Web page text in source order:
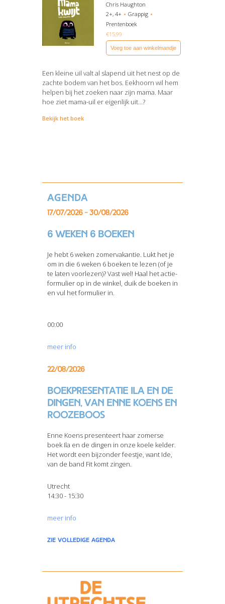
Chris Haughton
2+, 4+
Grappig
Prentenboek
€15,99
Voeg toe aan winkelmandje
Een kleine uil valt al slapend uit het nest op de
zachte bodem van het bos. Eekhoorn wil hem
helpen bij het zoeken naar zijn mama. Maar
hoe ziet mama-uil er eigenlijk uit…?
Bekijk het boek
Agenda
17/07/2026 - 30/08/2026
6 weken 6 boeken
Je hebt 6 weken zomervakantie. Lukt het je
om in die 6 weken 6 boeken te lezen (of je
te laten voorlezen)? Vast wel! Haal het actie-
formulier op in de winkel, duik de boeken in
en vul het formulier in.
00:00
meer info
22/08/2026
Boekpresentatie Ila en de
dingen, van Enne Koens en
Roozeboos
Enne Koens presenteert haar zomerse
boek Ila en de dingen in onze koele kelder.
Het wordt een bijzonder feestje, want Ide,
van de band Fit komt zingen.
Utrecht
14:30 - 15:30
meer info
zie volledige agenda